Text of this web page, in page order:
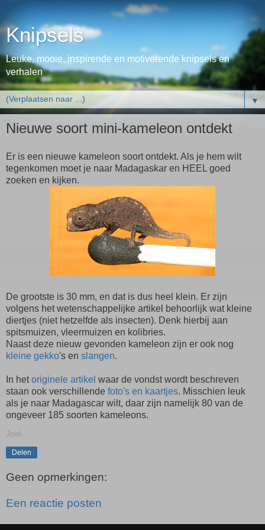
Knipsels
Leuke, mooie, inspirende en motiverende knipsels en
verhalen
▼
Nieuwe soort mini-kameleon ontdekt
Er is een nieuwe kameleon soort ontdekt. Als je hem wilt
tegenkomen moet je naar Madagaskar en HEEL goed
zoeken en kijken.
De grootste is 30 mm, en dat is dus heel klein. Er zijn
volgens het wetenschappelijke artikel behoorlijk wat kleine
diertjes (niet hetzelfde als insecten). Denk hierbij aan
spitsmuizen, vleermuizen en kolibries.
Naast deze nieuw gevonden kameleon zijn er ook nog
kleine gekko's en slangen.
In hetoriginele artikel waar de vondst wordt beschreven
staan ook verschillende foto's en kaartjes. Misschien leuk
als je naar Madagascar wilt, daar zijn namelijk 80 van de
ongeveer 185 soorten kameleons.
Joel
Delen
Geen opmerkingen:
Een reactie posten